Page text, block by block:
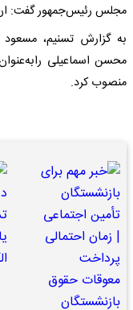
مجلس رئیس‌جمهور گفت:
محسن اسماعیلی
منصوب کرد.